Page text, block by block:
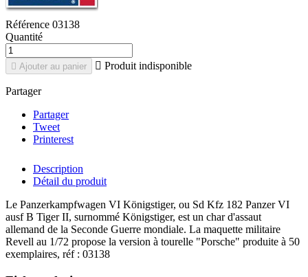
Référence 03138
Quantité
 Ajouter au panier  Produit indisponible
Partager
Partager
Tweet
Printerest
Description
Détail du produit
Le Panzerkampfwagen VI Königstiger, ou Sd Kfz 182 Panzer VI
ausf B Tiger II, surnommé Königstiger, est un char d'assaut
allemand de la Seconde Guerre mondiale. La maquette militaire
Revell au 1/72 propose la version à tourelle "Porsche" produite à 50
exemplaires, réf : 03138